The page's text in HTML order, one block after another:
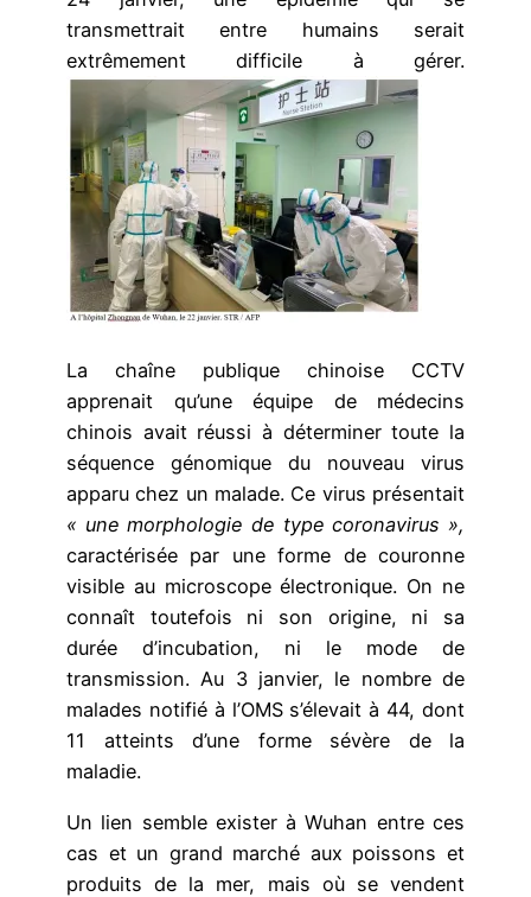
transmettrait entre humains serait
extrêmement difficile à gérer.
La chaîne publique chinoise CCTV
apprenait qu’une équipe de médecins
chinois avait réussi à déterminer toute la
séquence génomique du nouveau virus
apparu chez un malade. Ce virus présentait
« une morphologie de type coronavirus »,
caractérisée par une forme de couronne
visible au microscope électronique. On ne
connaît toutefois ni son origine, ni sa
durée d’incubation, ni le mode de
transmission. Au 3 janvier, le nombre de
malades notifié à l’OMS s’élevait à 44, dont
11 atteints d’une forme sévère de la
maladie.
Un lien semble exister à Wuhan entre ces
cas et un grand marché aux poissons et
produits de la mer, mais où se vendent